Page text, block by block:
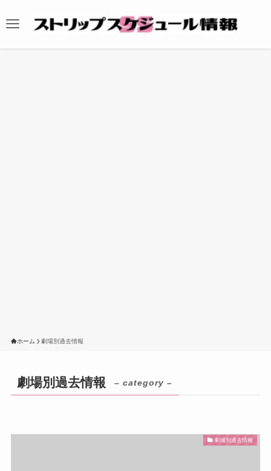
ホーム 劇場別過去情報
劇場別過去情報 – category –
劇場別過去情報